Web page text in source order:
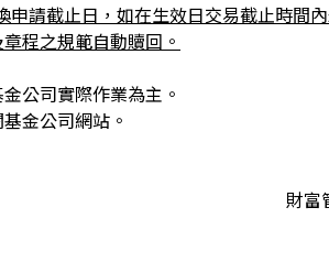
申請截止日，如在生效日交易截止時間
程之規範自動贖回。
公司實際作業為主。
金公司網站。
財富